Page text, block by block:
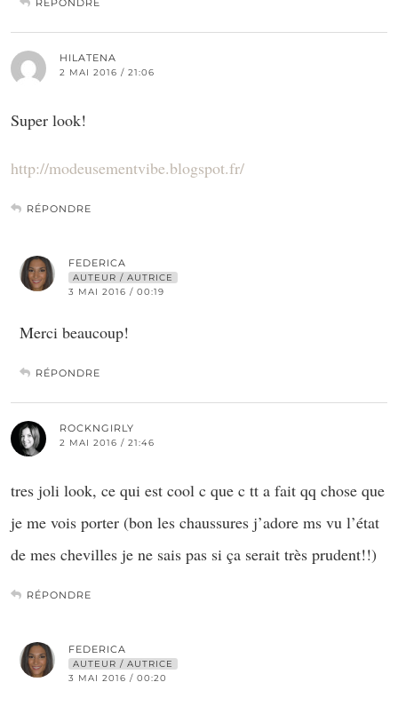
HILATENA
2 MAI 2016 / 21:06
Super look!
http://modeusementvibe.blogspot.fr/
RÉPONDRE
FEDERICA
AUTEUR / AUTRICE
3 MAI 2016 / 00:19
Merci beaucoup!
RÉPONDRE
ROCKNGIRLY
2 MAI 2016 / 21:46
tres joli look, ce qui est cool c que c tt a fait qq chose que
je me vois porter (bon les chaussures j’adore ms vu l’état
de mes chevilles je ne sais pas si ça serait très prudent!!)
RÉPONDRE
FEDERICA
AUTEUR / AUTRICE
3 MAI 2016 / 00:20